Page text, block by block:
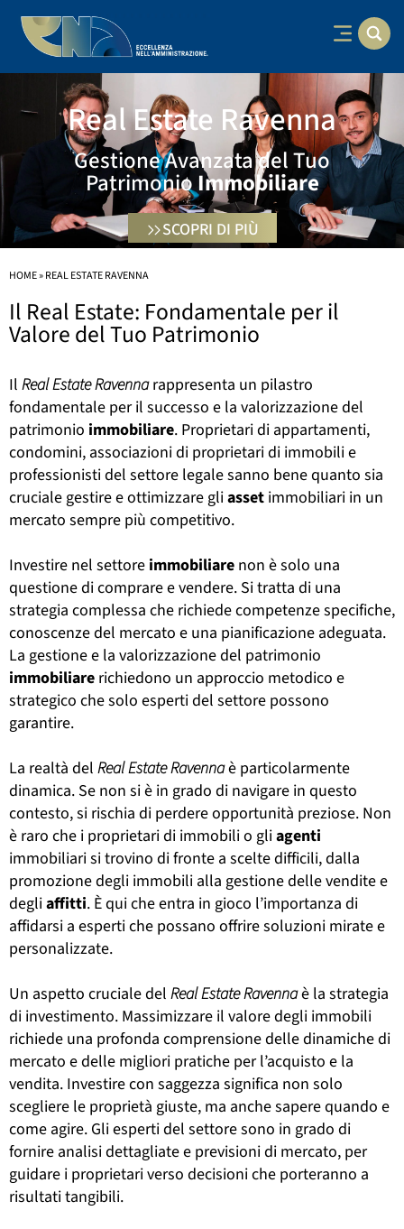
Real Estate Ravenna
Gestione Avanzata del Tuo
PatrimonioImmobiliare
SCOPRI DI PIÙ
HOME»REAL ESTATE RAVENNA
Il Real Estate: Fondamentale per il
Valore del Tuo Patrimonio
Il Real Estate Ravennarappresenta un pilastro
fondamentale per il successo e la valorizzazione del
patrimonio immobiliare. Proprietari di appartamenti,
condomini, associazioni di proprietari di immobili e
professionisti del settore legale sanno bene quanto sia
cruciale gestire e ottimizzare gliasset immobiliari in un
mercato sempre più competitivo.
Investire nel settore immobiliare non è solo una
questione di comprare e vendere. Si tratta di una
strategia complessa che richiede competenze specifiche,
conoscenze del mercato e una pianificazione adeguata.
La gestione e la valorizzazione del patrimonio
immobiliare richiedono un approccio metodico e
strategico che solo esperti del settore possono
garantire.
La realtà del Real Estate Ravennaè particolarmente
dinamica. Se non si è in grado di navigare in questo
contesto, si rischia di perdere opportunità preziose. Non
è raro che i proprietari di immobili o gliagenti
immobiliari si trovino di fronte a scelte difficili, dalla
promozione degli immobili alla gestione delle vendite e
degliaffitti. È qui che entra in gioco l’importanza di
affidarsi a esperti che possano offrire soluzioni mirate e
personalizzate.
Un aspetto cruciale del Real Estate Ravennaè la strategia
di investimento. Massimizzare il valore degli immobili
richiede una profonda comprensione delle dinamiche di
mercato e delle migliori pratiche per l’acquisto e la
vendita. Investire con saggezza significa non solo
scegliere le proprietà giuste, ma anche sapere quando e
come agire. Gli esperti del settore sono in grado di
fornire analisi dettagliate e previsioni di mercato, per
guidare i proprietari verso decisioni che porteranno a
risultati tangibili.